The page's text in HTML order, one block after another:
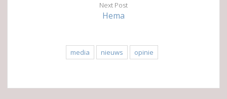
Next Post
Hema
media nieuws opinie